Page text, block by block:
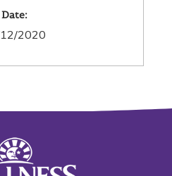
Date:
2020